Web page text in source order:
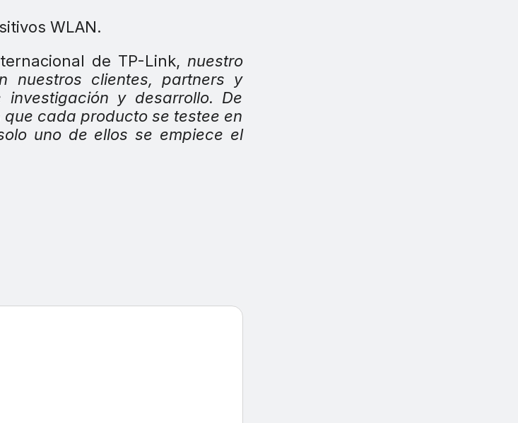
de TP-Link, nuestro
nuestros clientes, partners y
y desarrollo. De
cada producto se testee en
uno de ellos se empiece el